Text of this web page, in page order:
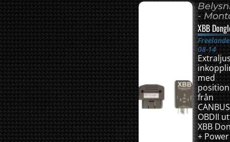
-
XBB
08-14
med
från
CANBUS
OBDII
XBB
+